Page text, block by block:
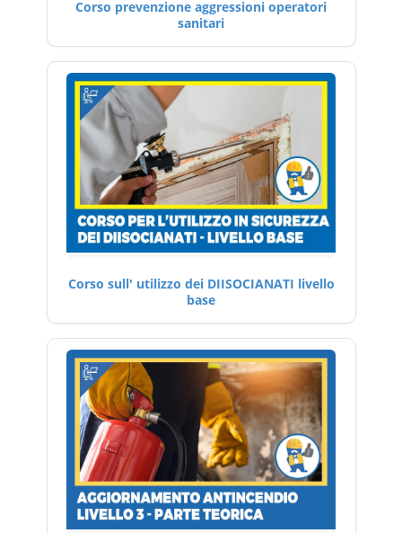
Corso prevenzione aggressioni operatori
sanitari
Corso sull' utilizzo dei DIISOCIANATI livello
base